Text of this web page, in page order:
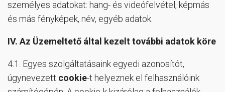
személyes adatokat: hang- és videófelvétel, képmás
és más fényképek, név, egyéb adatok.
IV. Az Üzemeltető által kezelt további adatok köre
4.1. Egyes szolgáltatásaink egyedi azonosítót,
úgynevezett cookie-t helyeznek el felhasználóink